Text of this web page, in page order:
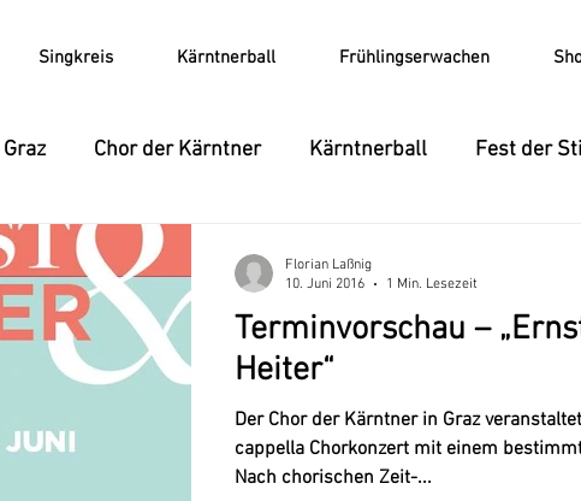
Singkreis Kärntnerball Frühlingserwachen
Chor der Kärntner Kärntnerball Fest der
Konzert
Terminvorschau –
Heiter“
Der Chor der Kärntner in Graz
cappella Chorkonzert mit einem
Nach chorischen Zeit-...
Florian Laßnig
10. Juni 2016
1 Min. Lesezeit